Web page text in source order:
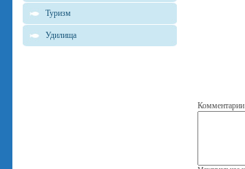
Туризм
Удилища
Комментарии